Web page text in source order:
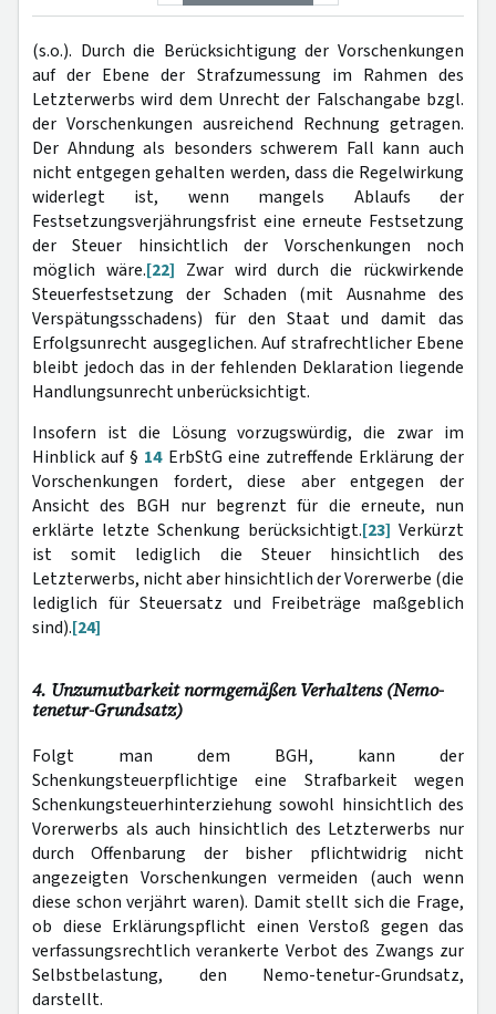
(s.o.). Durch die Berücksichtigung der Vorschenkungen
auf der Ebene der Strafzumessung im Rahmen des
Letzterwerbs wird dem Unrecht der Falschangabe bzgl.
der Vorschenkungen ausreichend Rechnung getragen.
Der Ahndung als besonders schwerem Fall kann auch
nicht entgegen gehalten werden, dass die Regelwirkung
widerlegt ist, wenn mangels Ablaufs der
Festsetzungsverjährungsfrist eine erneute Festsetzung
der Steuer hinsichtlich der Vorschenkungen noch
möglich wäre.[22] Zwar wird durch die rückwirkende
Steuerfestsetzung der Schaden (mit Ausnahme des
Verspätungsschadens) für den Staat und damit das
Erfolgsunrecht ausgeglichen. Auf strafrechtlicher Ebene
bleibt jedoch das in der fehlenden Deklaration liegende
Handlungsunrecht unberücksichtigt.
Insofern ist die Lösung vorzugswürdig, die zwar im
Hinblick auf § 14ErbStG eine zutreffende Erklärung der
Vorschenkungen fordert, diese aber entgegen der
Ansicht des BGH nur begrenzt für die erneute, nun
erklärte letzte Schenkung berücksichtigt.[23] Verkürzt
ist somit lediglich die Steuer hinsichtlich des
Letzterwerbs, nicht aber hinsichtlich der Vorerwerbe (die
lediglich für Steuersatz und Freibeträge maßgeblich
sind).[24]
4. Unzumutbarkeit normgemäßen Verhaltens (Nemo-
tenetur-Grundsatz)
Folgt man dem BGH, kann der
Schenkungsteuerpflichtige eine Strafbarkeit wegen
Schenkungsteuerhinterziehung sowohl hinsichtlich des
Vorerwerbs als auch hinsichtlich des Letzterwerbs nur
durch Offenbarung der bisher pflichtwidrig nicht
angezeigten Vorschenkungen vermeiden (auch wenn
diese schon verjährt waren). Damit stellt sich die Frage,
ob diese Erklärungspflicht einen Verstoß gegen das
verfassungsrechtlich verankerte Verbot des Zwangs zur
Selbstbelastung, den Nemo-tenetur-Grundsatz,
darstellt.